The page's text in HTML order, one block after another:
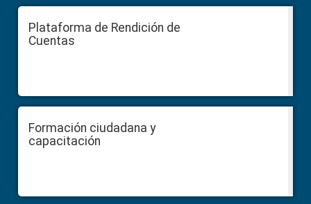
Plataforma de Rendición de
Cuentas
Formación ciudadana y
capacitación